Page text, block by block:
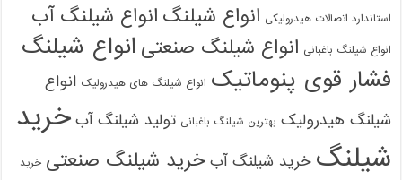
استاندارد اتصالات هیدرولیکی انواع شیلنگ انواع شیلنگ آب
انواع شیلنگ باغبانی انواع شیلنگ صنعتی انواع شیلنگ
فشار قوی پنوماتیک انواع شیلنگ های هیدرولیک انواع
شیلنگ هیدرولیک بهترین شیلنگ باغبانی تولید شیلنگ آب خرید
شیلنگ خرید شیلنگ آب خرید شیلنگ صنعتی خرید